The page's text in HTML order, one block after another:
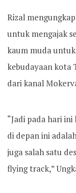
Rizal
untuk mengajak
kaum muda
kebudayaan kota
dari kanal
“Jadi pada hari
di depan ini
juga salah satu
flying track,”